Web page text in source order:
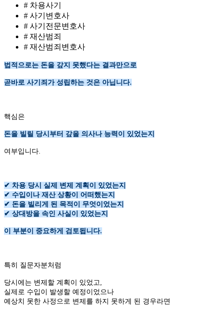
# 차용사기
# 사기변호사
# 사기전문변호사
# 재산범죄
# 재산범죄변호사
법적으로는 돈을 갚지 못했다는 결과만으로
곧바로 사기죄가 성립하는 것은 아닙니다.
핵심은
돈을 빌릴 당시부터 갚을 의사나 능력이 있었는지
여부입니다.
✔ 차용 당시 실제 변제 계획이 있었는지
✔ 수입이나 재산 상황이 어떠했는지
✔ 돈을 빌리게 된 목적이 무엇이었는지
✔ 상대방을 속인 사실이 있었는지
이 부분이 중요하게 검토됩니다.
특히 질문자분처럼
당시에는 변제할 계획이 있었고,
실제로 수입이 발생할 예정이었으나
예상치 못한 사정으로 변제를 하지 못하게 된 경우라면